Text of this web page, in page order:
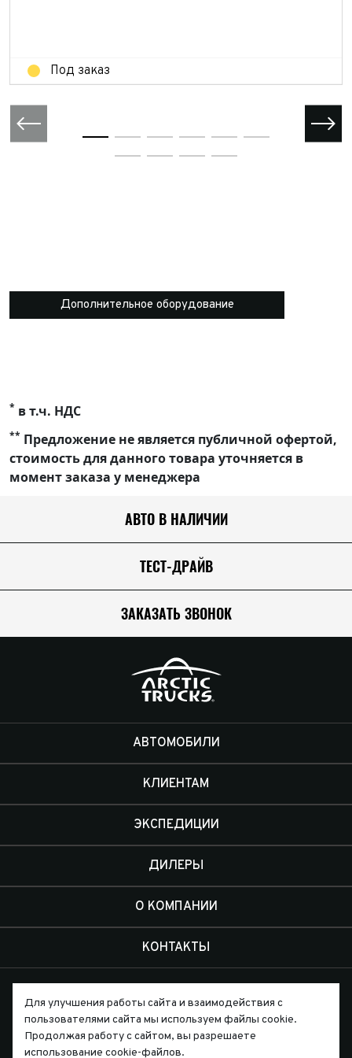
Под заказ
Дополнительное оборудование
* в т.ч. НДС
** Предложение не является публичной офертой,
стоимость для данного товара уточняется в
момент заказа у менеджера
АВТО В НАЛИЧИИ
ТЕСТ-ДРАЙВ
ЗАКАЗАТЬ ЗВОНОК
АВТОМОБИЛИ
КЛИЕНТАМ
ЭКСПЕДИЦИИ
ДИЛЕРЫ
О КОМПАНИИ
КОНТАКТЫ
Письмо директору
Для улучшения работы сайта и взаимодействия с
пользователями сайта мы используем файлы cookie.
Продолжая работу с сайтом, вы разрешаете
использование cookie-файлов.